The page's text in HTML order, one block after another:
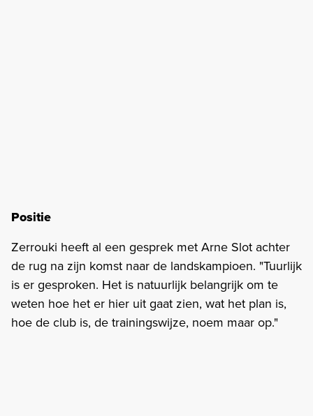
Positie
Zerrouki heeft al een gesprek met Arne Slot achter
de rug na zijn komst naar de landskampioen. "Tuurlijk
is er gesproken. Het is natuurlijk belangrijk om te
weten hoe het er hier uit gaat zien, wat het plan is,
hoe de club is, de trainingswijze, noem maar op."